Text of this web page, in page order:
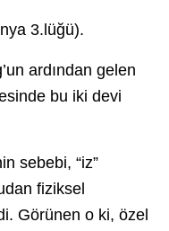
3.lüğü).
ardından gelen
bu iki devi
sebebi, “iz”
fiziksel
Görünen o ki, özel